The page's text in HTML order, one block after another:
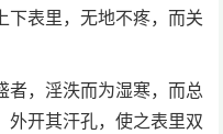
下表里，无地不疼，而关
者，淫泆而为湿寒，而总
外开其汗孔，使之表里双